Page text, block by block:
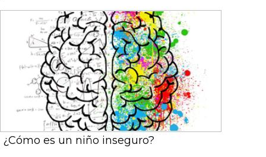
¿Cómo es un niño inseguro?